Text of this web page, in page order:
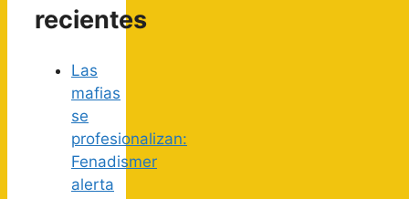
recientes
Las
mafias
se
profesionalizan:
Fenadismer
alerta